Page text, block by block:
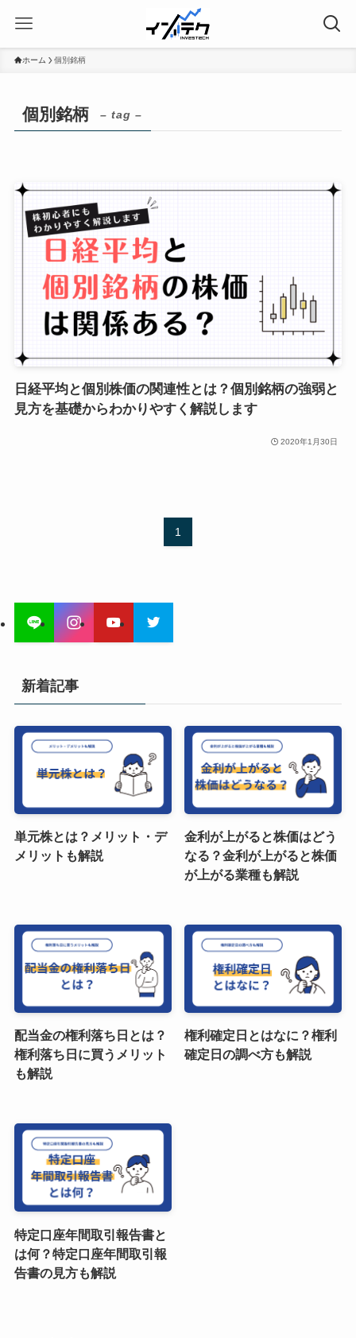
ホーム 個別銘柄
個別銘柄 – tag –
日経平均と個別株価の関連性とは？個別銘柄の強弱と
見方を基礎からわかりやすく解説します
2020年1月30日
1
新着記事
単元株とは？メリット・デ
メリットも解説
金利が上がると株価はどう
なる？金利が上がると株価
が上がる業種も解説
配当金の権利落ち日とは？
権利落ち日に買うメリット
も解説
権利確定日とはなに？権利
確定日の調べ方も解説
特定口座年間取引報告書と
は何？特定口座年間取引報
告書の見方も解説